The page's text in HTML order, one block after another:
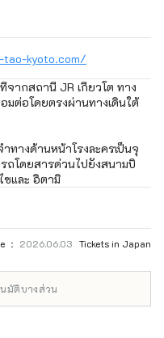
kyoto.com/
ทีจากสถานี JR เกียวโต ทาง
มต่อโดยตรงผ่านทางเดินใต้
ำทางด้านหน้าโรงละครเป็นจุ
ถโดยสารด่วนไปยังสนามบิ
และ อิตามิ
： 2026.06.03 Tickets in Japan
มัติบางส่วน